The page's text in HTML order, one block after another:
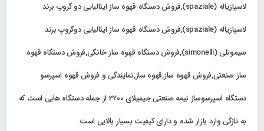
لاسپازیاله (spaziale),فروش دستگاه قهوه ساز ایتالیایی دو گروپ برند
لاسپازیاله (spaziale),فروش دستگاه قهوه ساز ایتالیایی دوگروپ برند
سیمونلی (simonelli),فروش دستگاه قهوه ساز خانگی,فروش دستگاه قهوه
ساز صنعتی,فروش قهوه ساز,قهوه ساز,نمایندگی و فروش قهوه اسپرسو
دستگاه اسپرسوساز نیمه صنعتی جیمیلای 3200 از جمله دستگاه هایی است که
به تازگی وارد بازار شده و دارای کیفیت بسیار بالایی است.